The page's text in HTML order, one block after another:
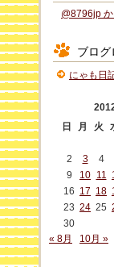
@8796jp
ブログ
にゃも日
日
月 火
2
3 4
9
10 11
16 17 18
23 24 25
30
« 8月
10月 »